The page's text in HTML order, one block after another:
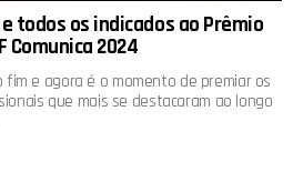
todos os indicados ao Prêmio
Comunica 2024
e agora é o momento de premiar os
que mais se destacaram ao longo